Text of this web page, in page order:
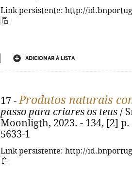
Link persistente: http://
ADICIONAR À LISTA
17 -Produtos naturais
passo para criares os teus /
Moonligth, 2023. - 134, [2] p.
5633-1
Link persistente: http://